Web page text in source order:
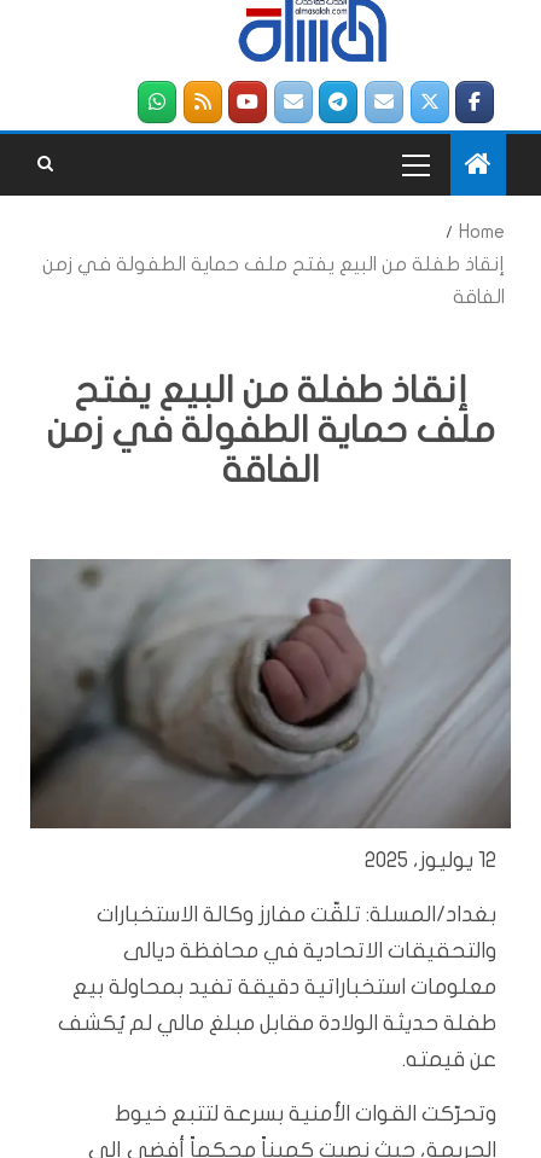
Home
إنقاذ طفلة من البيع يفتح ملف حماية الطفولة في زمن
الفاقة
إنقاذ طفلة من البيع يفتح
ملف حماية الطفولة في زمن
الفاقة
12 يوليوز، 2025
بغداد/المسلة: تلقّت مفارز وكالة الاستخبارات
والتحقيقات الاتحادية في محافظة ديالى
معلومات استخباراتية دقيقة تفيد بمحاولة بيع
طفلة حديثة الولادة مقابل مبلغ مالي لم يُكشف
عن قيمته.
وتحرّكت القوات الأمنية بسرعة لتتبع خيوط
الجريمة، حيث نصبت كميناً محكماً أفضى إلى